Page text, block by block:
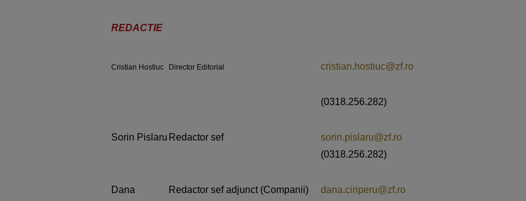
REDACTIE
Cristian Hostiuc Director Editorial cristian.hostiuc@zf.ro
(0318.256.282)
Sorin Pislaru Redactor sef
sorin.pislaru@zf.ro
(0318.256.282)
Dana
Redactor sef adjunct (Companii)
dana.ciriperu@zf.ro